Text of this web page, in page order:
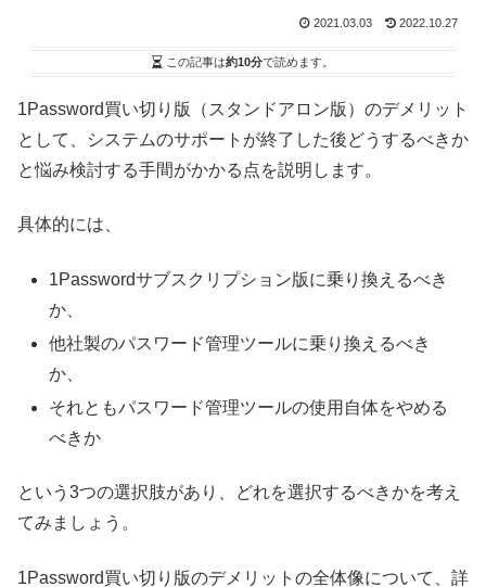
2021.03.03 2022.10.27
この記事は約10分で読めます。
1Password買い切り版（スタンドアロン版）のデメリット
として、システムのサポートが終了した後どうするべきか
と悩み検討する手間がかかる点を説明します。
具体的には、
1Passwordサブスクリプション版に乗り換えるべき
か、
他社製のパスワード管理ツールに乗り換えるべき
か、
それともパスワード管理ツールの使用自体をやめる
べきか
という3つの選択肢があり、どれを選択するべきかを考え
てみましょう。
1Password買い切り版のデメリットの全体像について、詳